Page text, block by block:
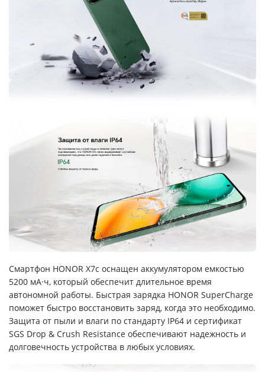
Смартфон HONOR X7c оснащен аккумулятором емкостью
5200 мА·ч, который обеспечит длительное время
автономной работы. Быстрая зарядка HONOR SuperCharge
поможет быстро восстановить заряд, когда это необходимо.
Защита от пыли и влаги по стандарту IP64 и сертификат
SGS Drop & Crush Resistance обеспечивают надежность и
долговечность устройства в любых условиях.